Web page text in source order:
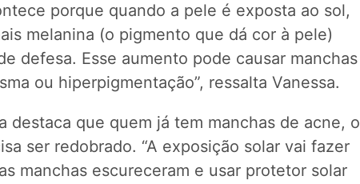
porque quando a pele é exposta ao sol,
melanina (o pigmento que dá cor à pele)
defesa. Esse aumento pode causar manchas
ou hiperpigmentação”, ressalta Vanessa.
destaca que quem já tem manchas de acne, o
ser redobrado. “A exposição solar vai fazer
manchas escureceram e usar protetor solar